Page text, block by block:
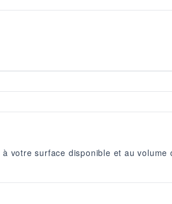
votre surface disponible et au volume